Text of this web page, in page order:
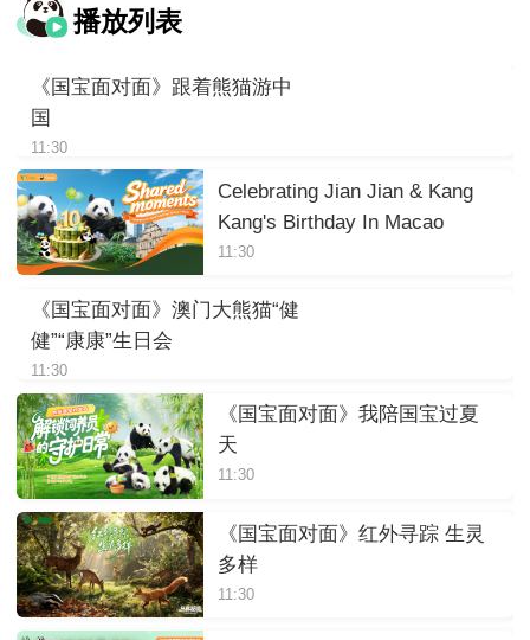
播放列表
《国宝面对面》跟着熊猫游中
国
11:30
Celebrating Jian Jian & Kang
Kang's Birthday In Macao
11:30
《国宝面对面》澳门大熊猫“健
健”“康康”生日会
11:30
《国宝面对面》我陪国宝过夏
天
11:30
《国宝面对面》红外寻踪 生灵
多样
11:30